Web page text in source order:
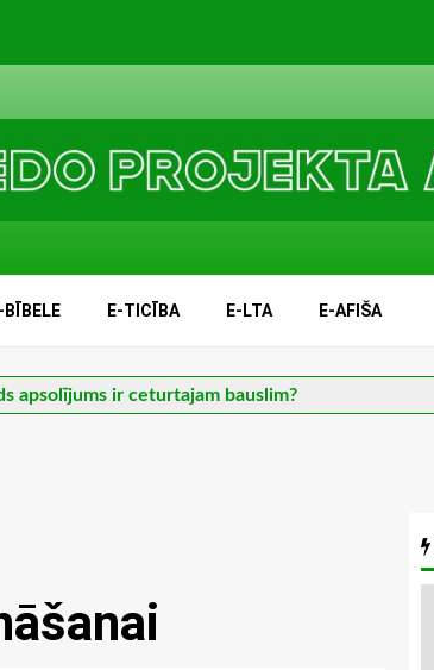
BĪBELE E-TICĪBA E-LTA E-AFIŠA
apsolījums ir ceturtajam bauslim?